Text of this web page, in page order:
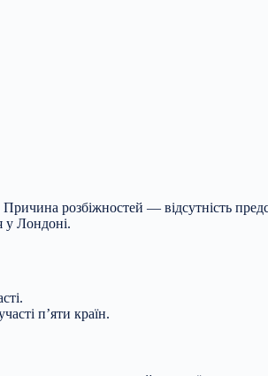
розбіжностей — відсутність
у Лондоні.
п’яти країн.